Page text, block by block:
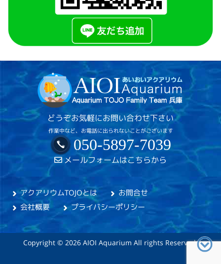
どうぞお気軽にお問い合わせ下さい
作業中など、お電話に出られないことがございます
050-5897-7039
メールフォームはこちらから
アクアリウムTOJOとは
お問合せ
会社概要
プライバシーポリシー
Copyright © 2026 AIOI Aquarium All rights Reserved.